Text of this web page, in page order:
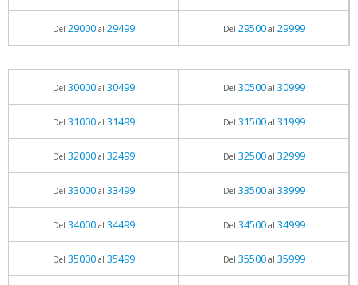
Del 29000al 29499 Del 29500al 29999
Del 30000al 30499 Del 30500al 30999
Del 31000al 31499 Del 31500al 31999
Del 32000al 32499 Del 32500al 32999
Del 33000al 33499 Del 33500al 33999
Del 34000al 34499 Del 34500al 34999
Del 35000al 35499 Del 35500al 35999